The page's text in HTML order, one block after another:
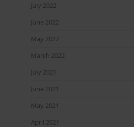
July 2022
June 2022
May 2022
March 2022
July 2021
June 2021
May 2021
April 2021